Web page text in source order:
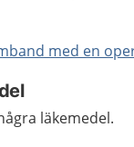
med en
läkemedel.